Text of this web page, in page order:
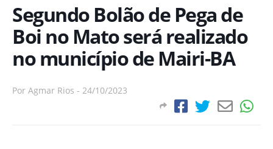
Segundo Bolão de Pega de
Boi no Mato será realizado
no município de Mairi-BA
Por Agmar Rios - 24/10/2023